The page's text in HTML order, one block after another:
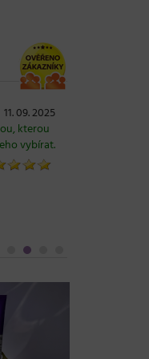
11. 09. 2025
kterou
vybírat.